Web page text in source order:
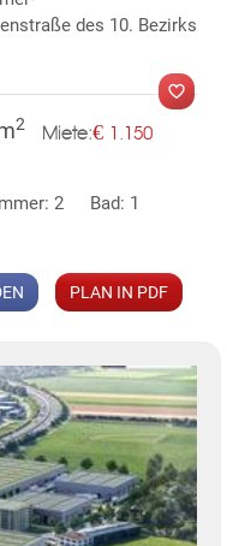
KLIS
des 10. Bezirks
2 Miete:€ 1.150
2
Bad: 1
PLAN IN PDF